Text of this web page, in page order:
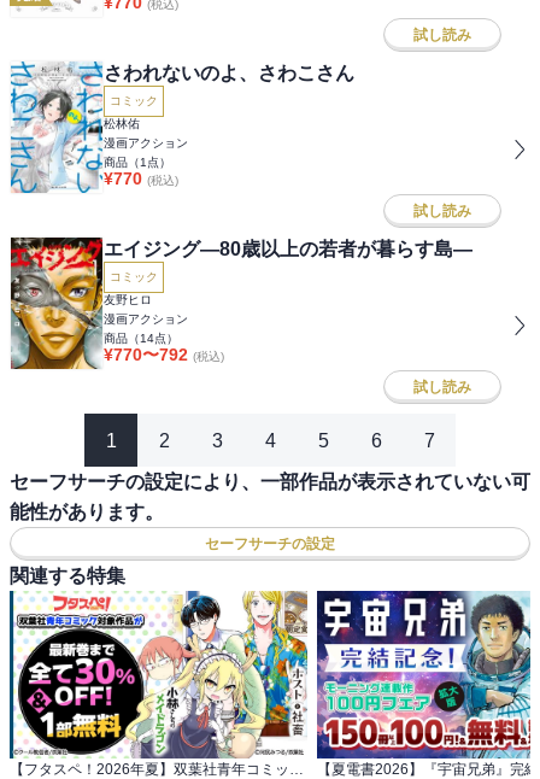
(税込)
試し読み
さわれないのよ、さわこさん
コミック
松林佑
漫画アクション
商品（1 点）
¥770 (税込)
試し読み
エイジング―80歳以上の若者が暮らす島―
コミック
友野ヒロ
漫画アクション
商品（14点）
¥770〜792 (税込)
試し読み
1 2 3 4 5 6 7
セーフサーチの設定により、一部作品が表示されていない可
能性があります。
セーフサーチの設定
関連する特集
【フタスペ！2026年夏】双葉社青年コミック 対象作品が最新巻まで全て30％OFF＆一部無料！